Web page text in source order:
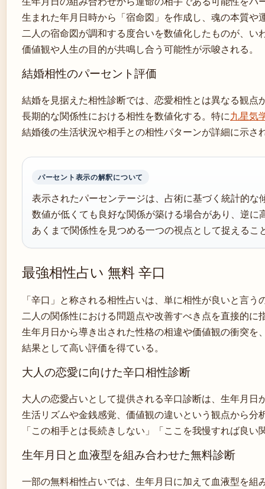
生まれた年月日時から「宿命図」を作成し、魂の本質や
二人の宿命図が調和する度合いを数値化したものが、
価値観や人生の目的が共鳴し合う可能性が示唆される。
結婚相性のパーセント評価
結婚を見据えた相性診断では、恋愛相性とは異なる観
長期的な関係性における相性を数値化する。特に九星気
結婚後の生活状況や相手との相性パターンが詳細に示さ
パーセント表示の解釈について
表示されたパーセンテージは、占術に基づく統計的
数値が低くても良好な関係が築ける場合があり、逆
あくまで関係性を見つめる一つの視点として捉えるこ
最強相性占い 無料 辛口
「辛口」と称される相性占いは、単に相性が良いと言う
二人の関係性における問題点や改善すべき点を直接的に
生年月日から導き出された性格の相違や価値観の衝突
結果として高い評価を得ている。
大人の恋愛に向けた辛口相性診断
大人の恋愛占いとして提供される辛口診断は、生年月
生活リズムや金銭感覚、価値観の違いという観点から
「この相手とは長続きしない」「ここを我慢すれば良
生年月日と血液型を組み合わせた無料診断
一部の無料相性占いでは、生年月日に加えて血液型を